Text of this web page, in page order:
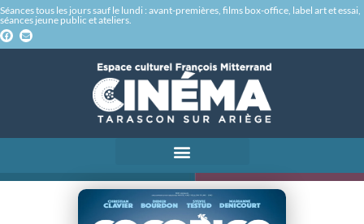
Séances tous les jours sauf le lundi : avant-premières, films box-office, label art et essai,
séances jeune public et ateliers.